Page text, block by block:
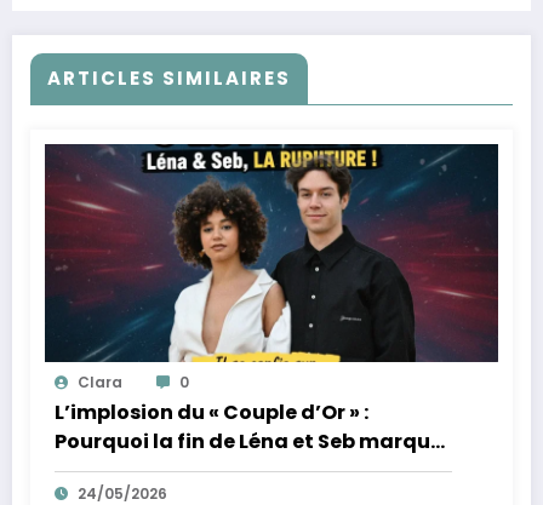
ARTICLES SIMILAIRES
Clara 0
L’implosion du « Couple d’Or » :
Pourquoi la fin de Léna et Seb marque
la fin de l’innocence sur YouTube
24/05/2026